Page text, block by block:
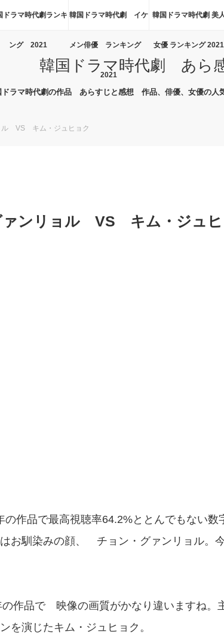
ドラマ時代劇ランキ
ング 2021
韓国ドラマ時代劇 イケ
メン俳優 ランキング
2021
韓国ドラマ時代劇 美
女優 ランキング 2021
韓国ドラマ時代劇 あら
ドラマ時代劇の作品 あらすじと感想 作品、俳優、女優の人
ル VS キム・ジュヒョク
ンリョル VS キム・ジュヒ
作品で最高視聴率64.2%ととんでもない数
馴染みの顔、 チョン・グァンリョル。
作品で 映像の画質がかなり違いますね。
を演じたキム・ジュヒョク。